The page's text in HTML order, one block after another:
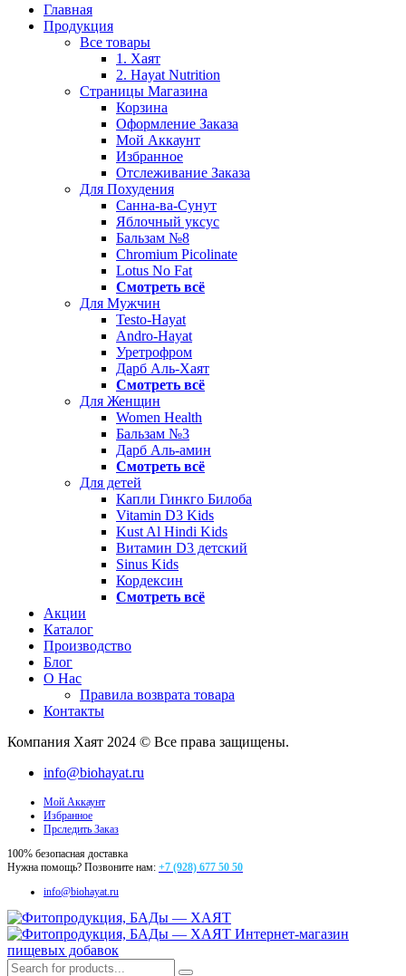
Главная
Продукция
Все товары
1. Хаят
2. Hayat Nutrition
Страницы Магазина
Корзина
Оформление Заказа
Мой Аккаунт
Избранное
Отслеживание Заказа
Для Похудения
Санна-ва-Сунут
Яблочный уксус
Бальзам №8
Chromium Picolinate
Lotus No Fat
Смотреть всё
Для Мужчин
Testo-Hayat
Andro-Hayat
Уретрофром
Дарб Аль-Хаят
Смотреть всё
Для Женщин
Women Health
Бальзам №3
Дарб Аль-амин
Смотреть всё
Для детей
Капли Гинкго Билоба
Vitamin D3 Kids
Kust Al Hindi Kids
Витамин D3 детский
Sinus Kids
Кордексин
Смотреть всё
Акции
Каталог
Производство
Блог
О Нас
Правила возврата товара
Контакты
Компания Хаят 2024 © Все права защищены.
info@biohayat.ru
Мой Аккаунт
Избранное
Прследить Заказ
100% безопасная доставка
Нужна помощь? Позвоните нам: +7 (928) 677 50 50
info@biohayat.ru
Интернет-магазин
пищевых добавок